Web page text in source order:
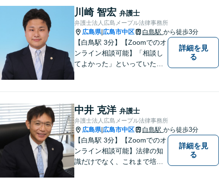
整えておりますので、困った
とき、迷ったときはお気軽に
ご相談ください。
川崎 智宏 弁護士
弁護士法人広島メープル法律事務所
広島県| 広島市中区 白島駅 から徒歩3分
【白鳥駅 3分】【Zoomでのオ
ンライン相談可能】「相談し
てよかった」といっていただ
スペースのご用意が可能で
す。ご希望の方はご予約の際
にお申し付けください。
詳細を見
る
中井 克洋 弁護士
弁護士法人広島メープル法律事務所
広島県| 広島市中区 白島駅 から徒歩3分
【白鳥駅 3分】【Zoomでのオ
ンライン相談可能】法律の知
識だけでなく、これまで培っ
詳細を見
る